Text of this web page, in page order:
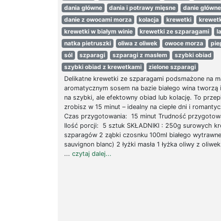
dania główne dania i potrawy mięsne
danie główne
danie z owocami morza
kolacja krewetki
krewetki w białym winie
krewetki ze szparagami
natka pietruszki
oliwa z oliwek owoce morza
sól
szparagi szparagi z masłem
szybki obiad
szybki obiad z krewetkami
zielone szparagi
Delikatne krewetki ze szparagami podsmażone na
aromatycznym sosem na bazie białego wina tworzą
na szybki, ale efektowny obiad lub kolację. To
zrobisz w 15 minut – idealny na ciepłe dni i
Czas przygotowania: 15 minut Trudność
Ilość porcji: 5 sztuk SKŁADNIKI : 250g surowych
szparagów 2 ząbki czosnku 100ml białego
sauvignon blanc) 2 łyżki masła 1 łyżka oliwy z
... czytaj dalej...